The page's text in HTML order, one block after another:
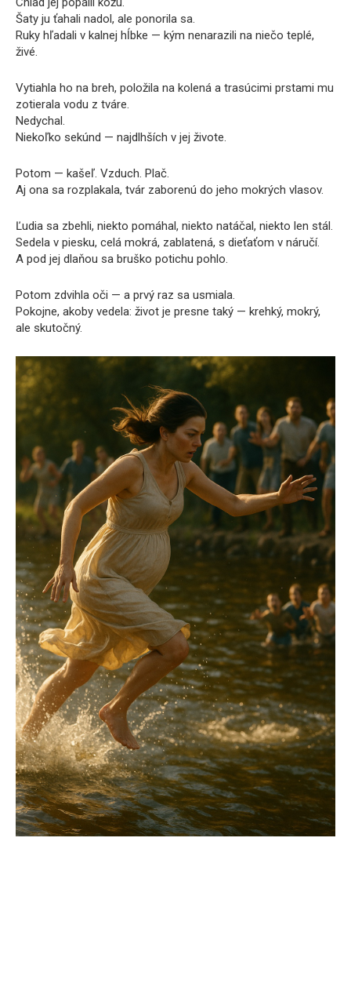
Šaty ju ťahali nadol, ale ponorila sa.
Ruky hľadali v kalnej hĺbke — kým nenarazili na niečo teplé,
živé.
Vytiahla ho na breh, položila na kolená a trasúcimi prstami mu
zotierala vodu z tváre.
Nedychal.
Niekoľko sekúnd — najdlhších v jej živote.
Potom — kašeľ. Vzduch. Plač.
Aj ona sa rozplakala, tvár zaborenú do jeho mokrých vlasov.
Ľudia sa zbehli, niekto pomáhal, niekto natáčal, niekto len stál.
Sedela v piesku, celá mokrá, zablatená, s dieťaťom v náručí.
A pod jej dlaňou sa bruško potichu pohlo.
Potom zdvihla oči — a prvý raz sa usmiala.
Pokojne, akoby vedela: život je presne taký — krehký, mokrý,
ale skutočný.